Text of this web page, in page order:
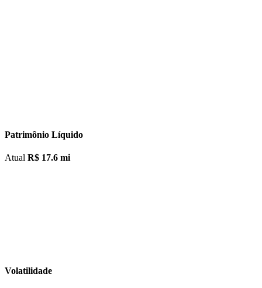
Patrimônio Líquido
Atual R$ 17.6 mi
Volatilidade